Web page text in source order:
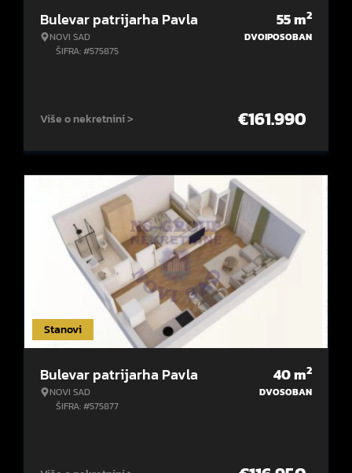
Bulevar patrijarha Pavla
NOVI SAD
ŠIFRA: #575875
55m2
DVOIPOSOBAN
Više o nekretnini > €161.990
Stanovi
Bulevar patrijarha Pavla
NOVI SAD
ŠIFRA: #575877
40m2
DVOSOBAN